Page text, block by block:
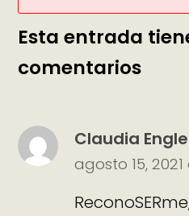
Esta entrada
comentarios
Claudia
agosto 15,